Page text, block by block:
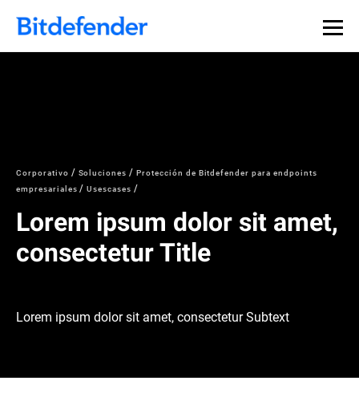
Corporativo Soluciones
Protección de Bitdefender para endpoints
empresariales
Usescases
Lorem ipsum dolor sit amet,
consectetur Title
Lorem ipsum dolor sit amet, consectetur Subtext